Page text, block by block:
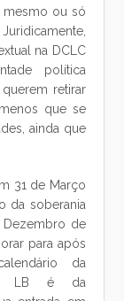
mesmo ou só
na DCLC
política
retirar
que se
ainda que
31 de Março
da soberania
Dezembro de
para após
da
LB é da